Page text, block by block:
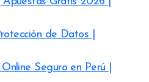
de Datos |
Seguro en Perú |